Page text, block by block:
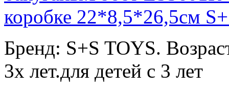
Бренд: S+S TOYS.
3х лет.для детей с 3 лет